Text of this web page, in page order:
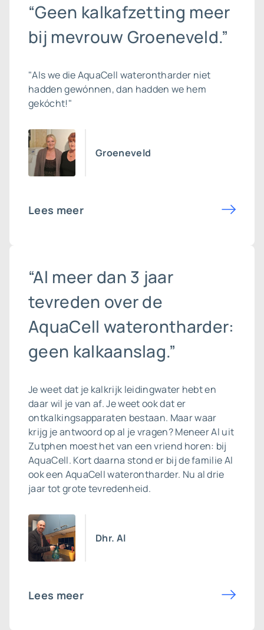
“Geen kalkafzetting meer
bij mevrouw Groeneveld.”
"Als we die AquaCell waterontharder niet
hadden gewónnen, dan hadden we hem
gekócht!"
Groeneveld
Lees meer
“Al meer dan 3 jaar
tevreden over de
AquaCell waterontharder:
geen kalkaanslag.”
Je weet dat je kalkrijk leidingwater hebt en
daar wil je van af. Je weet ook dat er
ontkalkingsapparaten bestaan. Maar waar
krijg je antwoord op al je vragen? Meneer Al uit
Zutphen moest het van een vriend horen: bij
AquaCell. Kort daarna stond er bij de familie Al
ook een AquaCell waterontharder. Nu al drie
jaar tot grote tevredenheid.
Dhr. Al
Lees meer